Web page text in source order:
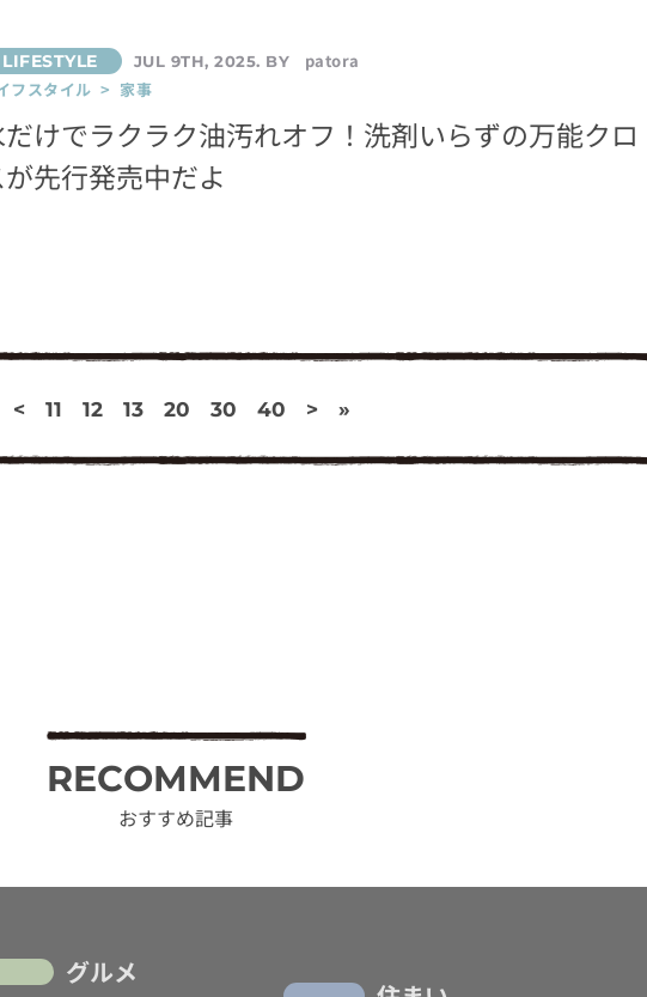
JUL 9TH, 2025. BY
patora
フスタイル > 家事
けでラクラク油汚れオフ！洗剤いらずの万能クロ
が先行発売中だよ
< 11 12 13 20 30 40 > »
RECOMMEND
おすすめ記事
グルメ